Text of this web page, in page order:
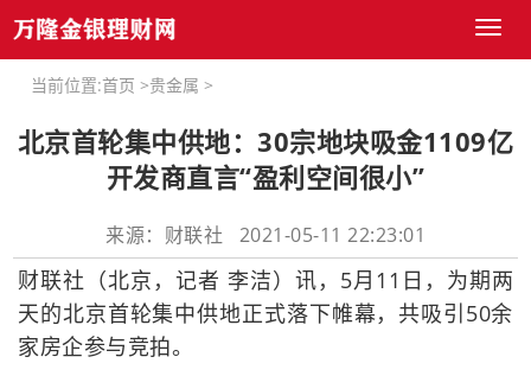
Toggle
当前位置:首页 >贵金属 >
北京首轮集中供地：30宗地块吸金1109亿
开发商直言“盈利空间很小”
来源：财联社 2021-05-11 22:23:01
财联社（北京，记者 李洁）讯，5月11日，为期两
天的北京首轮集中供地正式落下帷幕，共吸引50余
家房企参与竞拍。